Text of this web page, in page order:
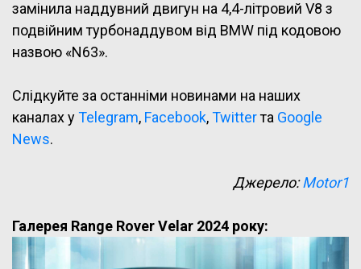
замінила наддувний двигун на 4,4-літровий V8 з
подвійним турбонаддувом від BMW під кодовою
назвою «N63».
Слідкуйте за останніми новинами на наших
каналах уTelegram, Facebook,Twitterта Google
News.
Джерело:Motor1
Галерея Range Rover Velar 2024 року: